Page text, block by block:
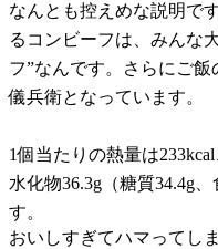
なんとも控えめな説明で
るコンビーフは、みんな
フ”なんです。さらにご
儀兵衛となっています。
1個当たりの熱量は
水化物36.3g（糖質34.4g
す。
おいしすぎてハマってし